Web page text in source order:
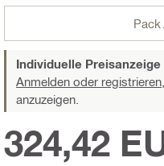
Individuelle
Anmelden oder registrieren,
anzuzeigen.
324,42